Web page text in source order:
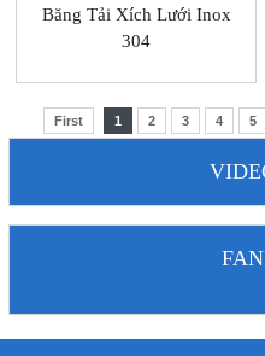
Băng Tải Xích Lưới Inox
304
First 1 2 3 4 5